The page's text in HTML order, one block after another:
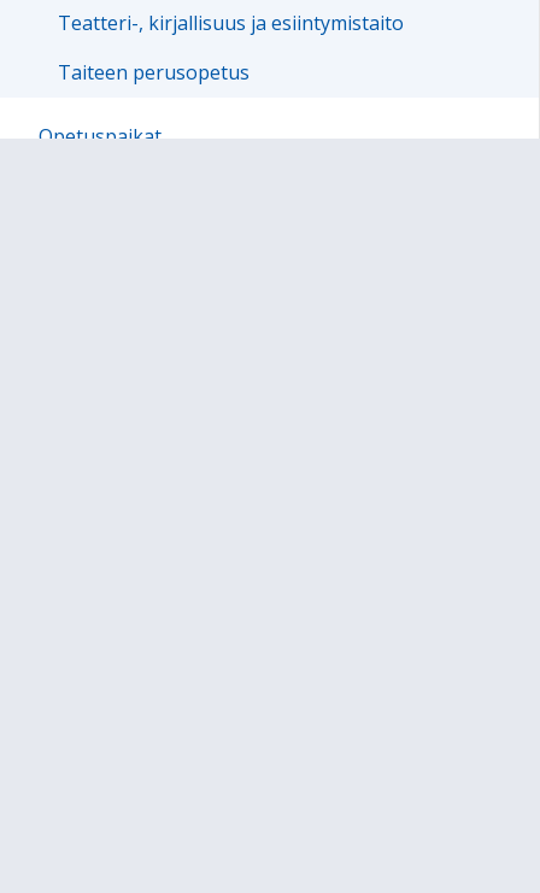
Teatteri-, kirjallisuus ja esiintymistaito
Taiteen perusopetus
Opetuspaikat